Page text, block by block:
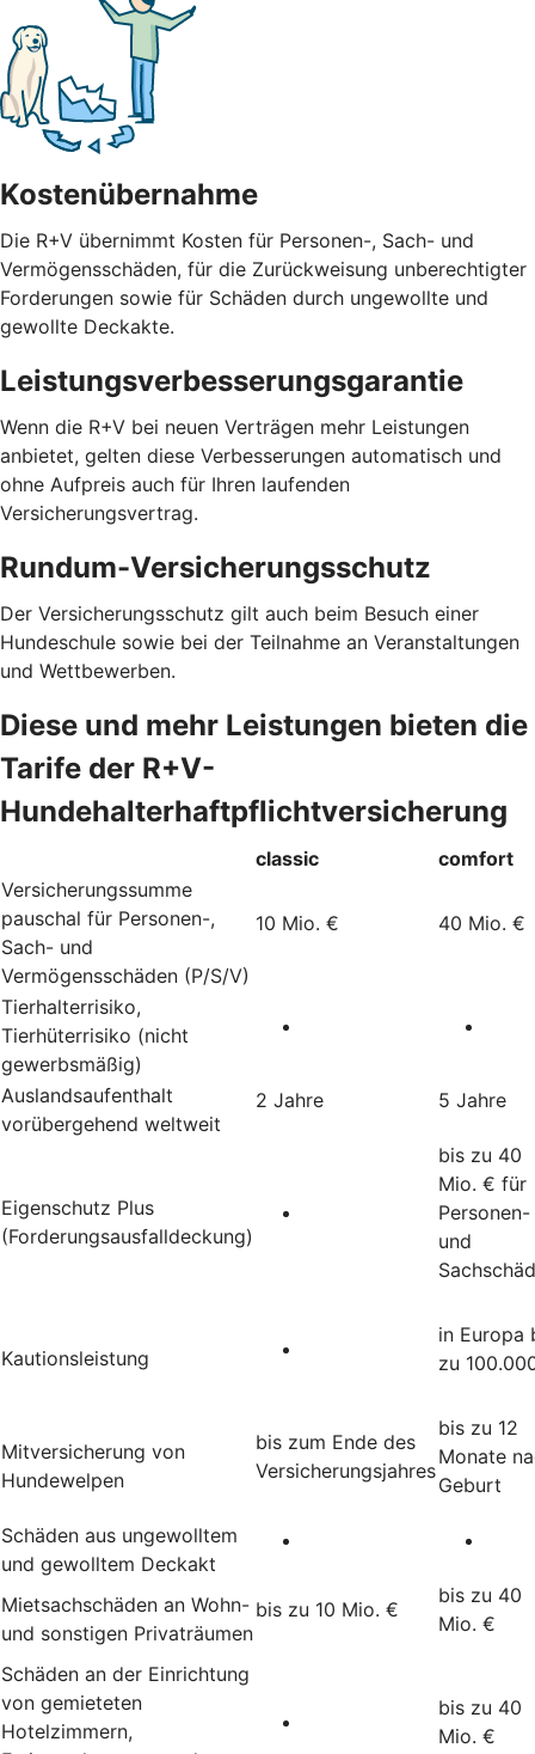
Kostenübernahme
Die R+V übernimmt Kosten für Personen-, Sach- und
Vermögensschäden, für die Zurückweisung unberechtigter
Forderungen sowie für Schäden durch ungewollte und
gewollte Deckakte.
Leistungsverbesserungsgarantie
Wenn die R+V bei neuen Verträgen mehr Leistungen
anbietet, gelten diese Verbesserungen automatisch und
ohne Aufpreis auch für Ihren laufenden
Versicherungsvertrag.
Rundum-Versicherungsschutz
Der Versicherungsschutz gilt auch beim Besuch einer
Hundeschule sowie bei der Teilnahme an Veranstaltungen
und Wettbewerben.
Diese und mehr Leistungen bieten die
Tarife der R+V-
Hundehalterhaftpflichtversicherung
classic
comfort
Versicherungssumme
pauschal für Personen-,
Sach- und
Vermögensschäden (P/S/V)
10 Mio. € 40 Mio. €
Tierhalterrisiko,
Tierhüterrisiko (nicht
gewerbsmäßig)
Auslandsaufenthalt
vorübergehend weltweit
2 Jahre 5 Jahre
Eigenschutz Plus
(Forderungsausfalldeckung)
bis zu 40
Mio. € für
Personen-
und
Kautionsleistung
in Europa
zu
Mitversicherung von
Hundewelpen
bis zum Ende des
Versicherungsjahres
bis zu 12
Monate
Geburt
Schäden aus ungewolltem
und gewolltem Deckakt
Mietsachschäden an Wohn-
und sonstigen Privaträumen
bis zu 10 Mio. €
bis zu 40
Mio. €
Schäden an der Einrichtung
von gemieteten
Hotelzimmern,
bis zu 40
Mio. €